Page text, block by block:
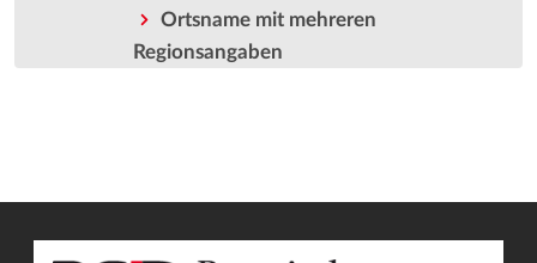
Ortsname mit mehreren
Regionsangaben